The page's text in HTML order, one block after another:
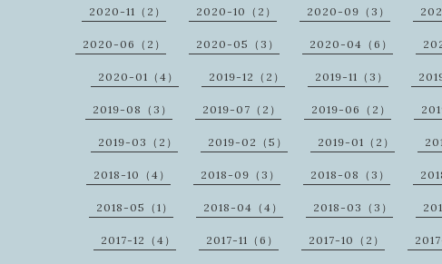
2020-11（2） 2020-10（2） 2020-09（3）
2020-06（2） 2020-05（3） 2020-04（6）
2020-01（4） 2019-12（2） 2019-11（3）
2019-08（3） 2019-07（2） 2019-06（2）
2019-03（2） 2019-02（5） 2019-01（2）
2018-10（4） 2018-09（3） 2018-08（3）
2018-05（1） 2018-04（4） 2018-03（3）
2017-12（4） 2017-11（6） 2017-10（2）